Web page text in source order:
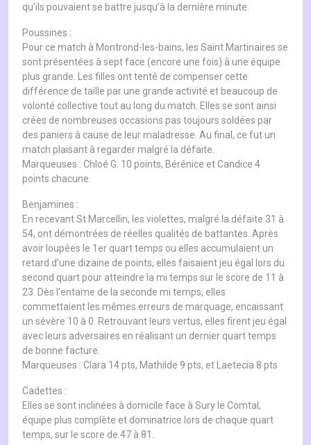
qu’ils pouvaient se battre jusqu’à la dernière minute.
Poussines :
Pour ce match à Montrond-les-bains, les Saint Martinaires se
sont présentées à sept face (encore une fois) à une équipe
plus grande. Les filles ont tenté de compenser cette
différence de taille par une grande activité et beaucoup de
volonté collective tout au long du match. Elles se sont ainsi
crées de nombreuses occasions pas toujours soldées par
des paniers à cause de leur maladresse. Au final, ce fut un
match plaisant à regarder malgré la défaite.
Marqueuses : Chloé G. 10 points, Bérénice et Candice 4
points chacune.
Benjamines :
En recevant St Marcellin, les violettes, malgré la défaite 31 à
54, ont démontrées de réelles qualités de battantes. Après
avoir loupées le 1er quart temps ou elles accumulaient un
retard d’une dizaine de points, elles faisaient jeu égal lors du
second quart pour atteindre la mi temps sur le score de 11 à
23. Dès l’entame de la seconde mi temps, elles
commettaient les mêmes erreurs de marquage, encaissant
un sévère 10 à 0. Retrouvant leurs vertus, elles firent jeu égal
avec leurs adversaires en réalisant un dernier quart temps
de bonne facture.
Marqueuses : Clara 14 pts, Mathilde 9 pts, et Laetecia 8 pts
Cadettes :
Elles se sont inclinées à domicile face à Sury le Comtal,
équipe plus complète et dominatrice lors de chaque quart
temps, sur le score de 47 à 81.